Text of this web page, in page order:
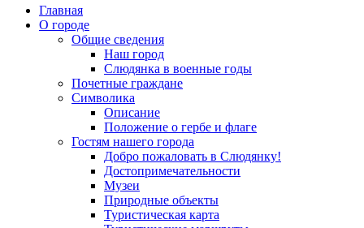
Главная
О городе
Общие сведения
Наш город
Слюдянка в военные годы
Почетные граждане
Символика
Описание
Положение о гербе и флаге
Гостям нашего города
Добро пожаловать в Слюдянку!
Достопримечательности
Музеи
Природные объекты
Туристическая карта